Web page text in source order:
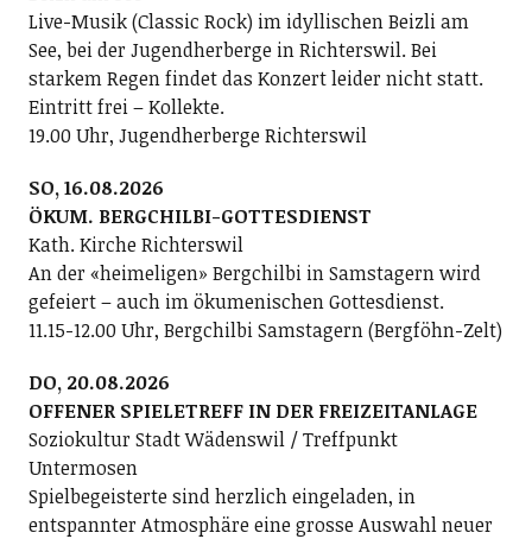
Live-Musik (Classic Rock) im idyllischen Beizli am
See, bei der Jugendherberge in Richterswil. Bei
starkem Regen findet das Konzert leider nicht statt.
Eintritt frei – Kollekte.
19.00 Uhr, Jugendherberge Richterswil
SO, 16.08.2026
ÖKUM. BERGCHILBI-GOTTESDIENST
Kath. Kirche Richterswil
An der «heimeligen» Bergchilbi in Samstagern wird
gefeiert – auch im ökumenischen Gottesdienst.
11.15-12.00 Uhr, Bergchilbi Samstagern (Bergföhn-Zelt)
DO, 20.08.2026
OFFENER SPIELETREFF IN DER FREIZEITANLAGE
Soziokultur Stadt Wädenswil / Treffpunkt
Untermosen
Spielbegeisterte sind herzlich eingeladen, in
entspannter Atmosphäre eine grosse Auswahl neuer